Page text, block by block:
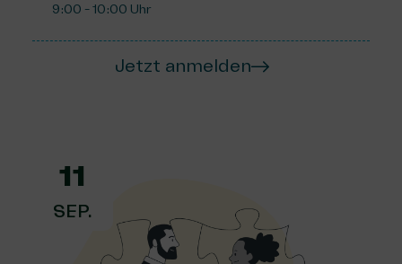
9:00 - 10:00 Uhr
Jetzt anmelden
11
SEP.